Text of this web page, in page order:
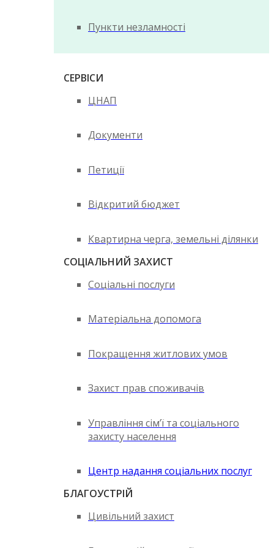
Пункти незламності
СЕРВІСИ
ЦНАП
Документи
Петиції
Відкритий бюджет
Квартирна черга, земельні ділянки
СОЦІАЛЬНИЙ ЗАХИСТ
Соціальні послуги
Матеріальна допомога
Покращення житлових умов
Захист прав споживачів
Управління сім’ї та соціального
захисту населення
Центр надання соціальних послуг
БЛАГОУСТРІЙ
Цивільний захист